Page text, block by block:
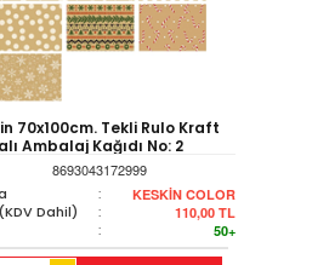
70x100cm. Tekli Rulo Kraft
Ambalaj Kağıdı No: 2
8693043172999
: KESKİN COLOR
Dahil) : 110,00 TL
: 50+